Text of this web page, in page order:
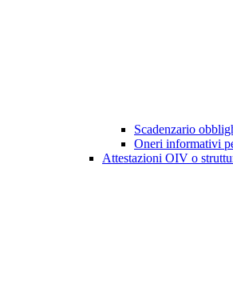
Scadenzario
Oneri informativi
Attestazioni OIV o